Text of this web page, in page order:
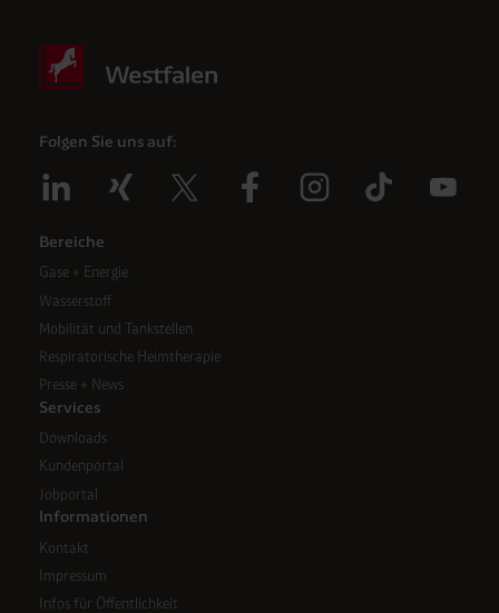
Folgen Sie uns auf:
Bereiche
Gase + Energie
Wasserstoff
Mobilität und Tankstellen
Respiratorische Heimtherapie
Presse + News
Services
Downloads
Kundenportal
Jobportal
Informationen
Kontakt
Impressum
Infos für Öffentlichkeit